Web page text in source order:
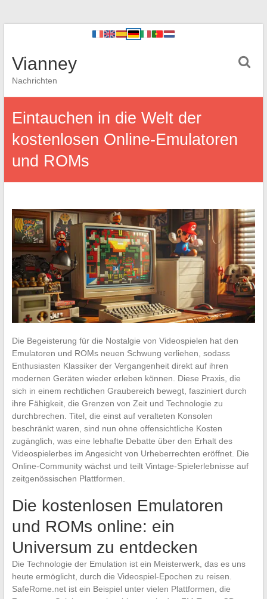
Vianney
Nachrichten
Eintauchen in die Welt der
kostenlosen Online-Emulatoren
und ROMs
Die Begeisterung für die Nostalgie von Videospielen hat den
Emulatoren und ROMs neuen Schwung verliehen, sodass
Enthusiasten Klassiker der Vergangenheit direkt auf ihren
modernen Geräten wieder erleben können. Diese Praxis, die
sich in einem rechtlichen Graubereich bewegt, fasziniert durch
ihre Fähigkeit, die Grenzen von Zeit und Technologie zu
durchbrechen. Titel, die einst auf veralteten Konsolen
beschränkt waren, sind nun ohne offensichtliche Kosten
zugänglich, was eine lebhafte Debatte über den Erhalt des
Videospielerbes im Angesicht von Urheberrechten eröffnet. Die
Online-Community wächst und teilt Vintage-Spielerlebnisse auf
zeitgenössischen Plattformen.
Die kostenlosen Emulatoren
und ROMs online: ein
Universum zu entdecken
Die Technologie der Emulation ist ein Meisterwerk, das es uns
heute ermöglicht, durch die Videospiel-Epochen zu reisen.
SafeRome.net ist ein Beispiel unter vielen Plattformen, die